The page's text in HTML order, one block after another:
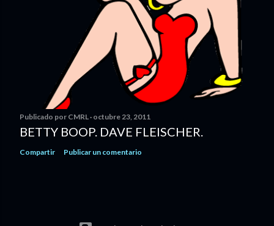
Publicado por CMRL octubre 23, 2011
BETTY BOOP. DAVE FLEISCHER.
Compartir Publicar un comentario